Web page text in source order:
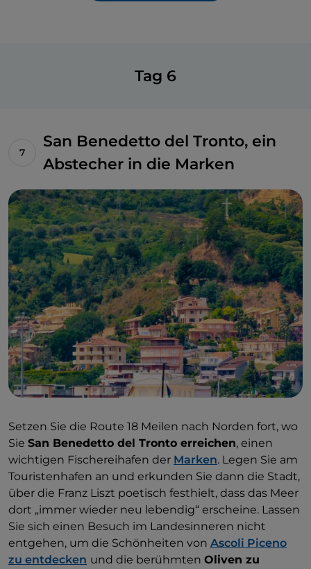
Tag 6
San Benedetto del Tronto, ein
Abstecher in die Marken
Setzen Sie die Route 18 Meilen nach Norden fort, wo
Sie San Benedetto del Tronto erreichen, einen
wichtigen Fischereihafen der Marken. Legen Sie am
Touristenhafen an und erkunden Sie dann die Stadt,
über die Franz Liszt poetisch festhielt, dass das Meer
dort „immer wieder neu lebendig“ erscheine. Lassen
Sie sich einen Besuch im Landesinneren nicht
entgehen, um die Schönheiten von Ascoli Piceno
zu entdecken und die berühmten Oliven zu